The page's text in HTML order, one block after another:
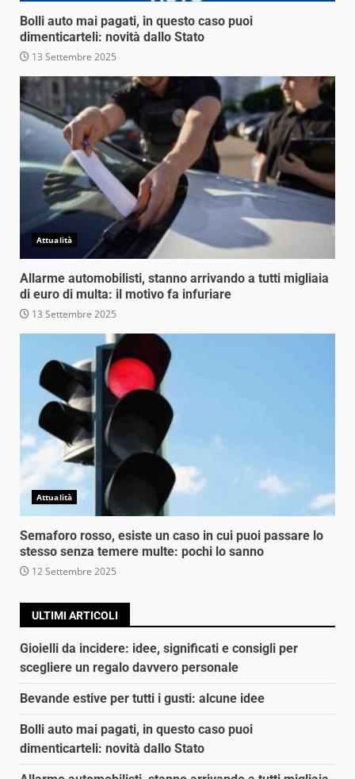
Bolli auto mai pagati, in questo caso puoi
dimenticarteli: novità dallo Stato
13 Settembre 2025
Attualità
Allarme automobilisti, stanno arrivando a tutti migliaia
di euro di multa: il motivo fa infuriare
13 Settembre 2025
Attualità
Semaforo rosso, esiste un caso in cui puoi passare lo
stesso senza temere multe: pochi lo sanno
12 Settembre 2025
ULTIMI ARTICOLI
Gioielli da incidere: idee, significati e consigli per
scegliere un regalo davvero personale
Bevande estive per tutti i gusti: alcune idee
Bolli auto mai pagati, in questo caso puoi
dimenticarteli: novità dallo Stato